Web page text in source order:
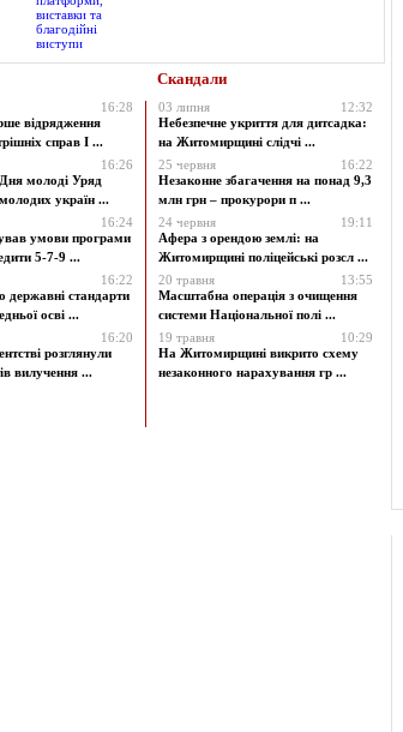
Скандали
16:28
відрядження
справ І ...
16:26
молоді Уряд
україн ...
16:24
умови програми
5-7-9 ...
16:22
стандарти
осві ...
16:20
розглянули
вилучення ...
03 липня
12:32
Небезпечне укриття для дитсадка:
на Житомирщині слідчі ...
25 червня
16:22
Незаконне збагачення на понад 9,3
млн грн – прокурори п ...
24 червня
19:11
Афера з орендою землі: на
Житомирщині поліцейські розсл ...
20 травня
13:55
Масштабна операція з очищення
системи Національної полі ...
19 травня
10:29
На Житомирщині викрито схему
незаконного нарахування гр ...